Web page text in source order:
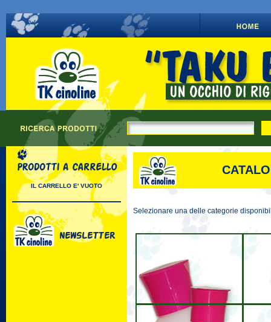
IL CARRELLO E' VUOTO
Selezionare una delle categorie